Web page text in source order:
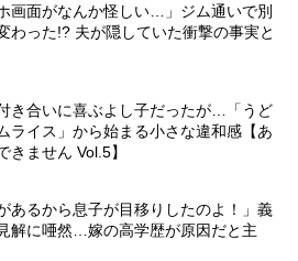
画面がなんか怪しい…」ジム通いで別
わった!? 夫が隠していた衝撃の事実と
き合いに喜ぶよし子だったが…「うど
ライス」から始まる小さな違和感【あ
きません Vol.5】
あるから息子が目移りしたのよ！」義
解に唖然…嫁の高学歴が原因だと主